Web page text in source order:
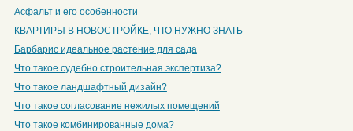
Асфальт и его особенности
КВАРТИРЫ В НОВОСТРОЙКЕ, ЧТО НУЖНО ЗНАТЬ
Барбарис идеальное растение для сада
Что такое судебно строительная экспертиза?
Что такое ландшафтный дизайн?
Что такое согласование нежилых помещений
Что такое комбинированные дома?